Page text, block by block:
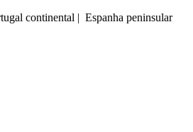
continental | Espanha peninsular